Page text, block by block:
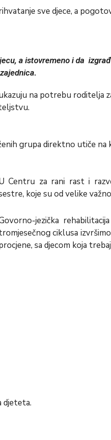
sve djece, a
a istovremeno i da
na potrebu roditelja
grupa direktno utiče
Centru za rani rast i
koje su od velike
jezička
ciklusa
sa djecom koja
djeteta.